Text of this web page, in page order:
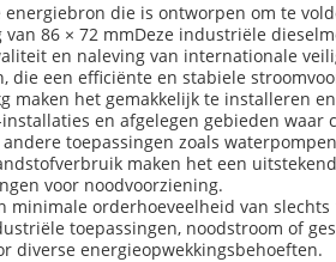
die is ontworpen om te
86 × 72 mmDeze industriële
en naleving van internationale
een efficiënte en stabiele
het gemakkelijk te installeren en
en afgelegen gebieden waar
toepassingen zoals
maken het een
voor noodvoorziening.
minimale orderhoeveelheid van
toepassingen, noodstroom of
diverse energieopwekkingsbehoeften.